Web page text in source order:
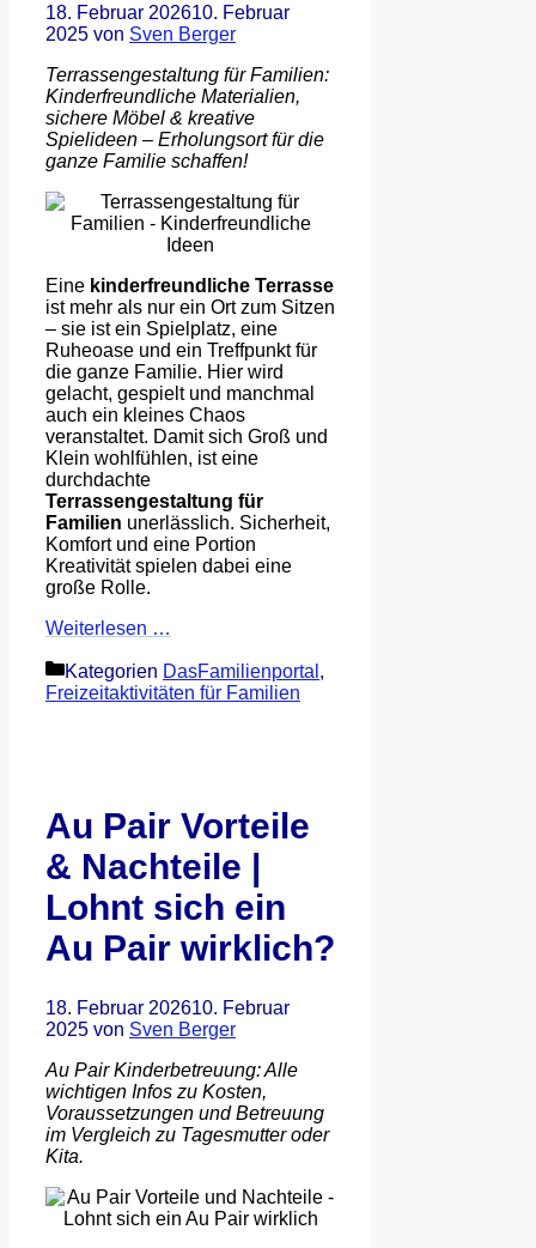
18. Februar 202610. Februar
2025 von Sven Berger
Terrassengestaltung für Familien:
Kinderfreundliche Materialien,
sichere Möbel & kreative
Spielideen – Erholungsort für die
ganze Familie schaffen!
Eine kinderfreundliche Terrasse
ist mehr als nur ein Ort zum Sitzen
– sie ist ein Spielplatz, eine
Ruheoase und ein Treffpunkt für
die ganze Familie. Hier wird
gelacht, gespielt und manchmal
auch ein kleines Chaos
veranstaltet. Damit sich Groß und
Klein wohlfühlen, ist eine
durchdachte
Terrassengestaltung für
Familien unerlässlich. Sicherheit,
Komfort und eine Portion
Kreativität spielen dabei eine
große Rolle.
Weiterlesen …
Kategorien DasFamilienportal ,
Freizeitaktivitäten für Familien
Au Pair Vorteile
& Nachteile |
Lohnt sich ein
Au Pair wirklich?
18. Februar 202610. Februar
2025 von Sven Berger
Au Pair Kinderbetreuung: Alle
wichtigen Infos zu Kosten,
Voraussetzungen und Betreuung
im Vergleich zu Tagesmutter oder
Kita.